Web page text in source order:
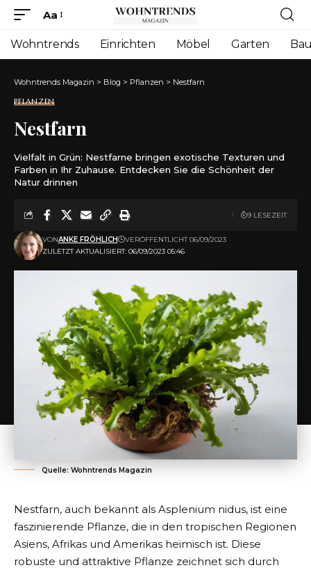
Font
Resizer
Aa
Wohntrends Einrichten Möbel Garten
Wohntrends Magazin > Blog > Pflanzen > Nestfarn
PFLANZEN
Nestfarn
Vielfalt in Grün: Nestfarne bringen exotische Texturen und
Farben in Ihr Zuhause. Entdecken Sie die Schönheit der
Natur drinnen
ZULETZT AKTUALISIERT: 06/09/2023 05:46
VONANKE FRÖHLICH VERÖFFENTLICHT 06/09/2023
9 LESEZEIT
Quelle: Wohntrends Magazin
Nestfarn, auch bekannt als Asplenium nidus, ist eine
faszinierende Pflanze, die in den tropischen Regionen
Asiens, Afrikas und Amerikas heimisch ist. Diese
robuste und attraktive Pflanze zeichnet sich durch